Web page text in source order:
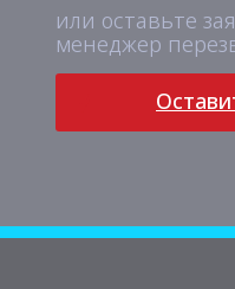
или оставьте
менеджер